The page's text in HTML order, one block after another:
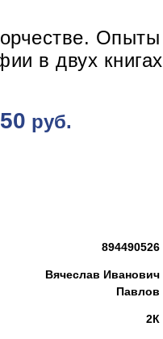
Опыты
в двух книгах
руб.
894490526
Вячеслав Иванович
Павлов
2К